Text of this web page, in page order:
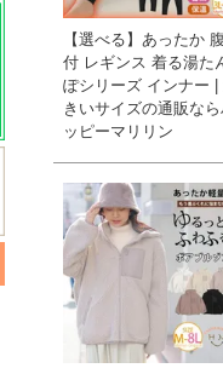
【選べる】あったか
付 レギンス 着る湯た
ぽシリーズ インナー |
きいサイズの通販なら
ッピーマリリン